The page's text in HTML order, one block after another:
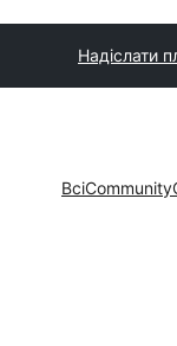
Надіслати
ВсіCommunity